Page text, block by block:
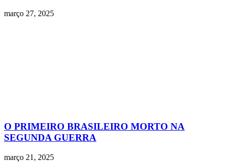
março 27, 2025
O PRIMEIRO BRASILEIRO MORTO NA
SEGUNDA GUERRA
março 21, 2025